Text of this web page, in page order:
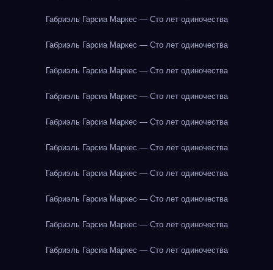
Габриэль Гарсиа Маркес — Сто лет одиночества
Габриэль Гарсиа Маркес — Сто лет одиночества
Габриэль Гарсиа Маркес — Сто лет одиночества
Габриэль Гарсиа Маркес — Сто лет одиночества
Габриэль Гарсиа Маркес — Сто лет одиночества
Габриэль Гарсиа Маркес — Сто лет одиночества
Габриэль Гарсиа Маркес — Сто лет одиночества
Габриэль Гарсиа Маркес — Сто лет одиночества
Габриэль Гарсиа Маркес — Сто лет одиночества
Габриэль Гарсиа Маркес — Сто лет одиночества